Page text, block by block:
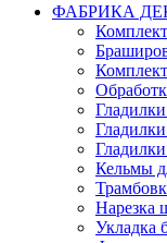
ФАБРИКА
Кельмы
Нарезка
Укладка